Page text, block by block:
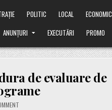
POLITIC LOCAL ECONOMIC
ANUNȚURI EXECUTĂRI PROMO
de evaluare de
ON